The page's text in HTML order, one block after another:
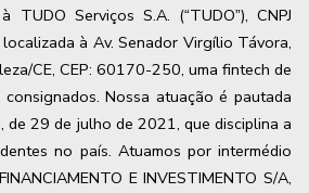
TUDO Serviços S.A. (“TUDO”), CNPJ
à Av. Senador Virgílio Távora,
CE, CEP: 60170-250, uma fintech de
Nossa atuação é pautada
de 29 de julho de 2021, que disciplina a
no país. Atuamos por intermédio
E INVESTIMENTO S/A,